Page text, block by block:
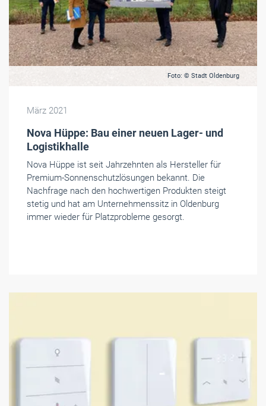
Foto: © Stadt Oldenburg
März 2021
Nova Hüppe: Bau einer neuen Lager- und
Logistikhalle
Nova Hüppe ist seit Jahrzehnten als Hersteller für
Premium-Sonnenschutzlösungen bekannt. Die
Nachfrage nach den hochwertigen Produkten steigt
stetig und hat am Unternehmenssitz in Oldenburg
immer wieder für Platzprobleme gesorgt.